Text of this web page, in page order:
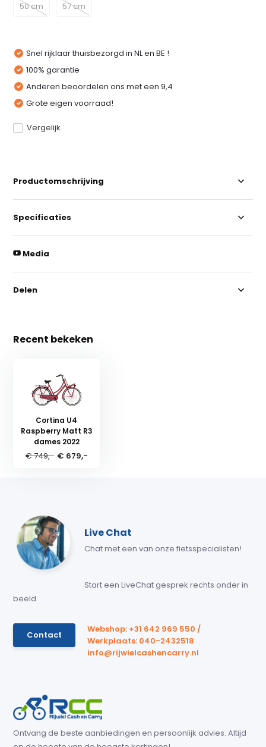
50 cm 57 cm
Snel rijklaar thuisbezorgd in NL en BE !
100% garantie
Anderen beoordelen ons met een 9,4
Grote eigen voorraad!
Vergelijk
Productomschrijving
Specificaties
Media
Delen
Recent bekeken
Cortina U4
Raspberry Matt R3
dames 2022
€ 749,- € 679,-
Live Chat
Chat met een van onze fietsspecialisten!
Start een LiveChat gesprek rechts onder in
beeld.
Contact
Webshop: +31 642 969 550 /
Werkplaats: 040-2432518
info@rijwielcashencarry.nl
Ontvang de beste aanbiedingen en persoonlijk advies. Altijd